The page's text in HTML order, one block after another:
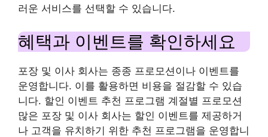
러운 서비스를 선택할 수 있습니다.
혜택과 이벤트를 확인하세요
포장 및 이사 회사는 종종 프로모션이나 이벤트를
운영합니다. 이를 활용하면 비용을 절감할 수 있습
니다. 할인 이벤트 추천 프로그램 계절별 프로모션
많은 포장 및 이사 회사는 할인 이벤트를 제공하거
나 고객을 유치하기 위한 추천 프로그램을 운영합니